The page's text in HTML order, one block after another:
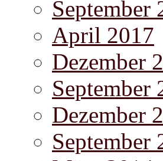
September
April 2017
Dezember
September
Dezember
September